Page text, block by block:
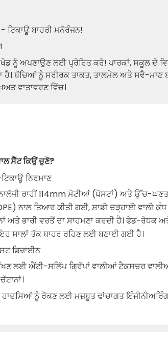
ਬਾਹਰੀ ਮਨੋਰੰਜਨ!
ਨੂੰ ਅਪਣਾਉਣ ਲਈ ਪ੍ਰੇਰਿਤ ਕਰੋ! ਪਾਰਕਾਂ, ਸਕੂਲ ਦੇ
ਬੱਚਿਆਂ ਨੂੰ ਸਰੀਰਕ ਤਾਕਤ, ਤਾਲਮੇਲ ਅਤੇ ਸਵੈ-ਮਾਣ
ਵਾਤਾਵਰਣ ਵਿੱਚ।
ਸੈੱਟ ਕਿਉਂ ਚੁਣੋ?
ਨਿਰਮਾਣ
ਰਾਹੀਂ 114mm ਮੋਟੀਆਂ (ਪੋਸਟਾਂ) ਅਤੇ ਉੱਚ-
ਨਾਲ ਤਿਆਰ ਕੀਤੀ ਗਈ, ਸਾਡੀ ਚੜ੍ਹਾਈ ਵਾਲੀ
ਅਤੇ ਭਾਰੀ ਵਰਤੋਂ ਦਾ ਸਾਹਮਣਾ ਕਰਦੀ ਹੈ। ਫੇਡ-ਰੋਧਕ
ਸਾਲਾਂ ਤੱਕ ਬਾਹਰ ਰਹਿਣ ਲਈ ਬਣਾਈ ਗਈ ਹੈ।
ਡਿਜ਼ਾਈਨ
ਲਈ ਐਂਟੀ-ਸਲਿੱਪ ਗ੍ਰਿੱਪਾਂ ਵਾਲੀਆਂ ਟੈਕਸਚਰ
ਹਾਦਸਿਆਂ ਨੂੰ ਰੋਕਣ ਲਈ ਮਜ਼ਬੂਤ ​​ਢਾਂਚਾਗਤ